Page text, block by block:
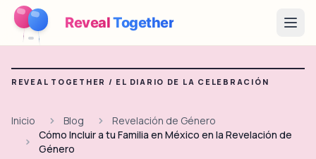
RevealTogether
Cómo Funciona
Juegos
REVEAL TOGETHER / EL DIARIO DE LA CELEBRACIÓN
Inicio Blog
Revelación de Género
Cómo Incluir a tu Familia en México en la Revelación de
Género